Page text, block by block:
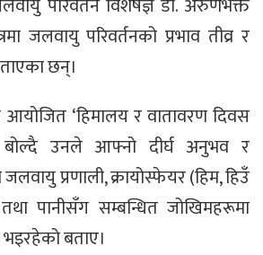
परिवर्तन विशेषज्ञ डा. अरुणभक्त
जलवायु परिवर्तनको प्रभाव तीव्र र
छन्।
आयोजित ‘हिमालय र वातावरण दिवस
बोल्दै उनले आफ्नो दीर्घ अनुभव र
प्रणाली, क्रायोस्फेयर (हिम, हिउँ
पानीसँग सम्बन्धित जोखिमहरूमा
बताए।